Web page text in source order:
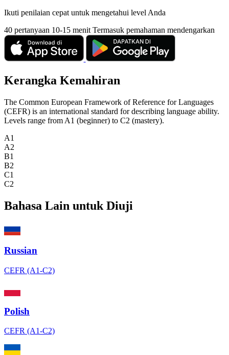
Ikuti penilaian cepat untuk mengetahui level Anda
40 pertanyaan 10-15 menit Termasuk pemahaman mendengarkan
Kerangka Kemahiran
The Common European Framework of Reference for Languages
(CEFR) is an international standard for describing language ability.
Levels range from A1 (beginner) to C2 (mastery).
A1
A2
B1
B2
C1
C2
Bahasa Lain untuk Diuji
Russian
CEFR (A1-C2)
Polish
CEFR (A1-C2)